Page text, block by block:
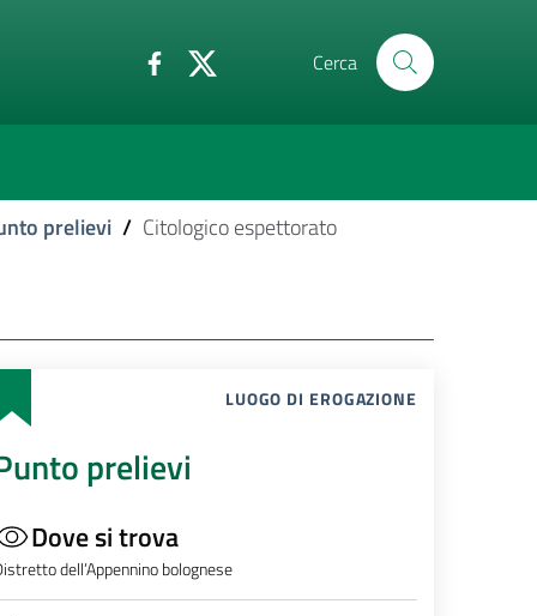
Cerca
prelievi / Citologico espettorato
LUOGO DI EROGAZIONE
prelievi
Dove si trova
dell’Appennino bolognese